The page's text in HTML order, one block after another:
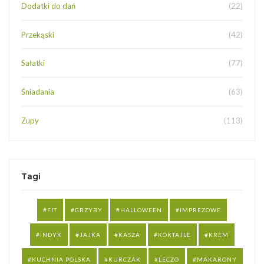
Dodatki do dań (22)
Przekąski (42)
Sałatki (77)
Śniadania (63)
Zupy (113)
Tagi
FIT GRZYBY HALLOWEEN IMPREZOWE
INDYK JAJKA KASZA KOKTAJLE KREM
KUCHNIA POLSKA KURCZAK LECZO MAKARONY